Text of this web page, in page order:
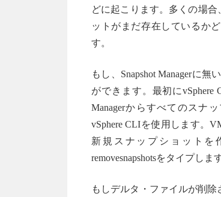
どに起こります。多くの場合
ットがまだ存在しているか
す。
もし、Snapshot Managerに
ができます。最初に
Managerからすべてのスナ
vSphere CLIを使用します。
新規スナップショットを
removesnapshotsをタイプし
もしデルタ・ファイルが削